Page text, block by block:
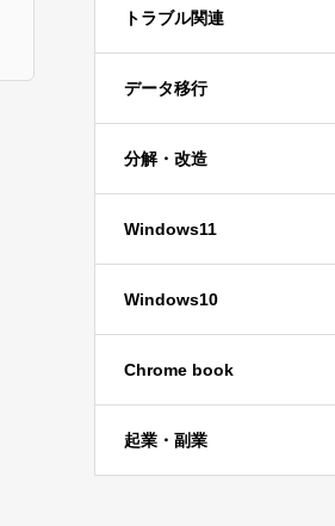
トラブル関連
データ移行
分解・改造
Windows11
Windows10
Chrome book
起業・副業